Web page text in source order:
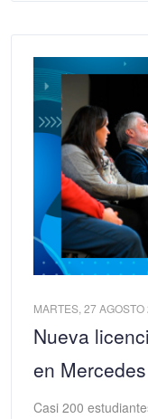
MARTES, 27
Nueva
en
Casi 200